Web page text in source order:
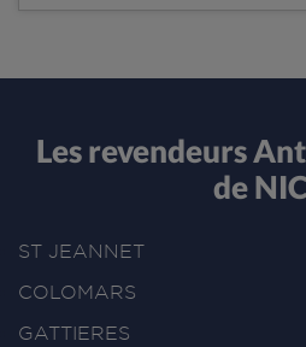
Les revendeurs
de
ST JEANNET
COLOMARS
GATTIERES